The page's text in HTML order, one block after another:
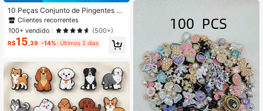
10 Peças Conjunto de Pingentes de
Sapato de Resina Cartoon, Cereja,
Laço, Flor, Doce, Café, Cor DIY para
Decoração de Sapato
Clientes recorrentes
100+ vendido
(500+)
R$15,39 -14% Últimos 2 dias